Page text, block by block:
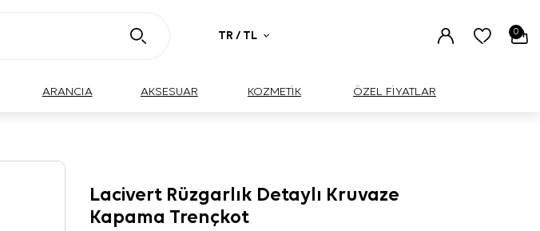
TR / TL 0
ARANCIA AKSESUAR KOZMETİK ÖZEL FİYATLAR
Lacivert Rüzgarlık Detaylı Kruvaze
Kapama Trençkot